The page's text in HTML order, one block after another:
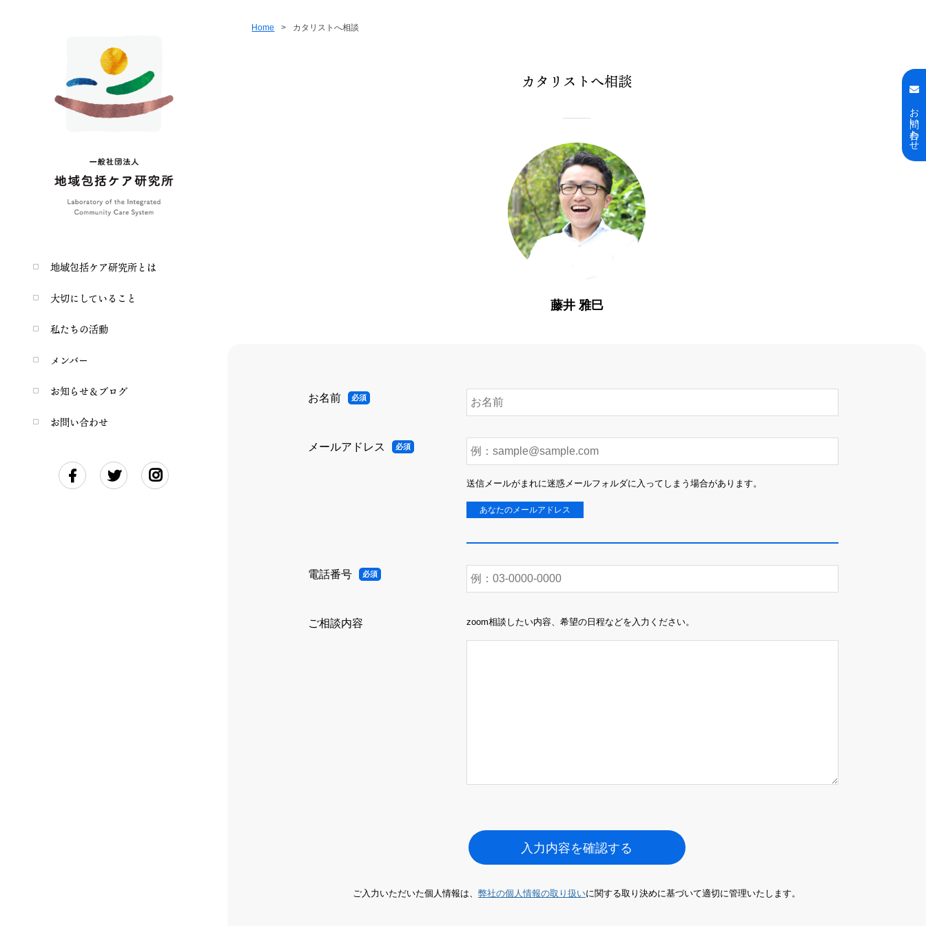
地域包括ケア研究所とは
大切にしていること
私たちの活動
メンバー
お知らせ＆ブログ
お問い合わせ
Home > カタリストへ相談
カタリストへ相談
藤井 雅巳
お名前
メールアドレス
送信メールがまれに迷惑メールフォルダに入ってしまう場合があります。
あなたのメールアドレス
電話番号
ご相談内容 zoom相談したい内容、希望の日程などを入力ください。
入力内容を確認する
ご入力いただいた個人情報は、 弊社の個人情報の取り扱いに関する取り決めに基づいて適切に管理いたします。
お問い合わせ